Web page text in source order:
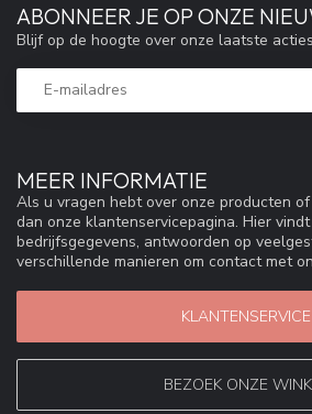
MEER INFORMATIE
Als u vragen hebt over onze producten
dan onze klantenservicepagina. Hier
bedrijfsgegevens, antwoorden op
verschillende manieren om contact met
KLANTENSERVICE
BEZOEK ONZE
ABONNEER JE OP ONZE
Blijf op de hoogte over onze laatste acties